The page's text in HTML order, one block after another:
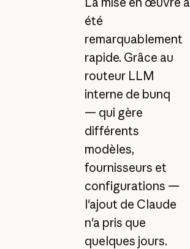
été
remarquablement
rapide. Grâce au
routeur LLM
interne de bunq
— qui gère
différents
modèles,
fournisseurs et
configurations —
l'ajout de Claude
n'a pris que
quelques jours.